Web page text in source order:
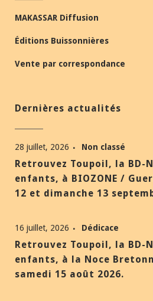
MAKASSAR Diffusion
Éditions Buissonnières
Vente par correspondance
Dernières actualités
28 juillet, 2026 Non classé
Retrouvez Toupoil, la BD-
enfants, à BIOZONE /
12 et dimanche 13
16 juillet, 2026 Dédicace
Retrouvez Toupoil, la BD-
enfants, à la Noce
samedi 15 août 2026.